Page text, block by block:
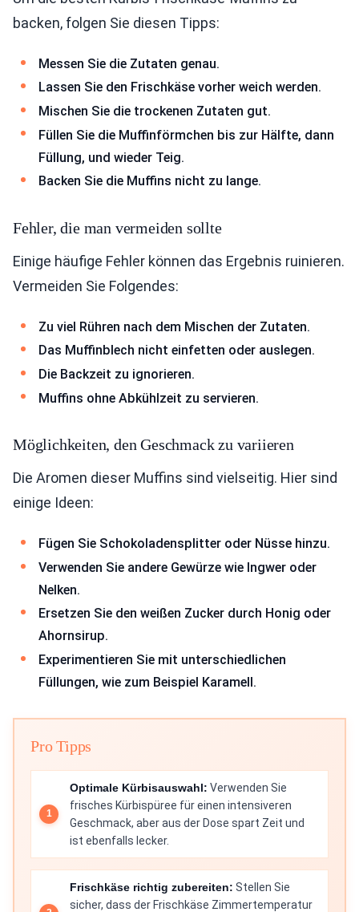
backen, folgen Sie diesen Tipps:
Messen Sie die Zutaten genau.
Lassen Sie den Frischkäse vorher weich werden.
Mischen Sie die trockenen Zutaten gut.
Füllen Sie die Muffinförmchen bis zur Hälfte, dann
Füllung, und wieder Teig.
Backen Sie die Muffins nicht zu lange.
Fehler, die man vermeiden sollte
Einige häufige Fehler können das Ergebnis ruinieren.
Vermeiden Sie Folgendes:
Zu viel Rühren nach dem Mischen der Zutaten.
Das Muffinblech nicht einfetten oder auslegen.
Die Backzeit zu ignorieren.
Muffins ohne Abkühlzeit zu servieren.
Möglichkeiten, den Geschmack zu variieren
Die Aromen dieser Muffins sind vielseitig. Hier sind
einige Ideen:
Fügen Sie Schokoladensplitter oder Nüsse hinzu.
Verwenden Sie andere Gewürze wie Ingwer oder
Nelken.
Ersetzen Sie den weißen Zucker durch Honig oder
Ahornsirup.
Experimentieren Sie mit unterschiedlichen
Füllungen, wie zum Beispiel Karamell.
Pro Tipps
Optimale Kürbisauswahl: Verwenden Sie
frisches Kürbispüree für einen intensiveren
Geschmack, aber aus der Dose spart Zeit und
ist ebenfalls lecker.
Frischkäse richtig zubereiten: Stellen Sie
sicher, dass der Frischkäse Zimmertemperatur